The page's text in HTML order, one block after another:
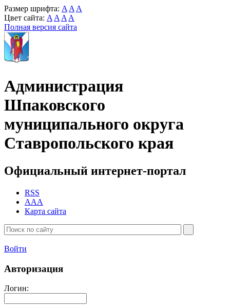
Размер шрифта: A A A
Цвет сайта: A A A A
Полная версия сайта
Администрация
Шпаковского
муниципального округа
Ставропольского края
Официальный интернет-портал
RSS
AAA
Карта сайта
Войти
Авторизация
Логин: